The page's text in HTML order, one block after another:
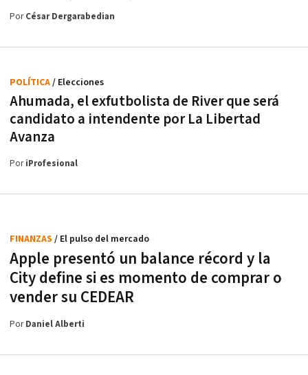
PorCésar Dergarabedian
Ahumada, el exfutbolista de River que será
candidato a intendente por La Libertad
Avanza
POLÍTICA/ Elecciones
PoriProfesional
Apple presentó un balance récord y la
City define si es momento de comprar o
vender su CEDEAR
FINANZAS / El pulso del mercado
PorDaniel Alberti